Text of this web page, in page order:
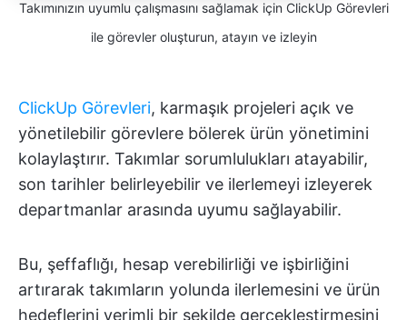
Takımınızın uyumlu çalışmasını sağlamak için ClickUp Görevleri
ile görevler oluşturun, atayın ve izleyin
ClickUp Görevleri, karmaşık projeleri açık ve
yönetilebilir görevlere bölerek ürün yönetimini
kolaylaştırır. Takımlar sorumlulukları atayabilir,
son tarihler belirleyebilir ve ilerlemeyi izleyerek
departmanlar arasında uyumu sağlayabilir.
Bu, şeffaflığı, hesap verebilirliği ve işbirliğini
artırarak takımların yolunda ilerlemesini ve ürün
hedeflerini verimli bir şekilde gerçekleştirmesini